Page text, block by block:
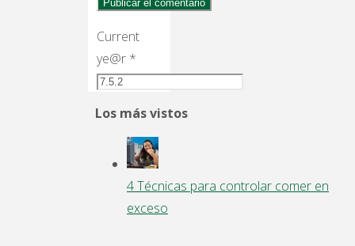
Current
ye@r *
Los más vistos
4 Técnicas para controlar comer en
exceso